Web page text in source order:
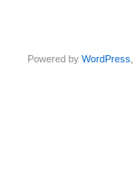
Powered byWordPress